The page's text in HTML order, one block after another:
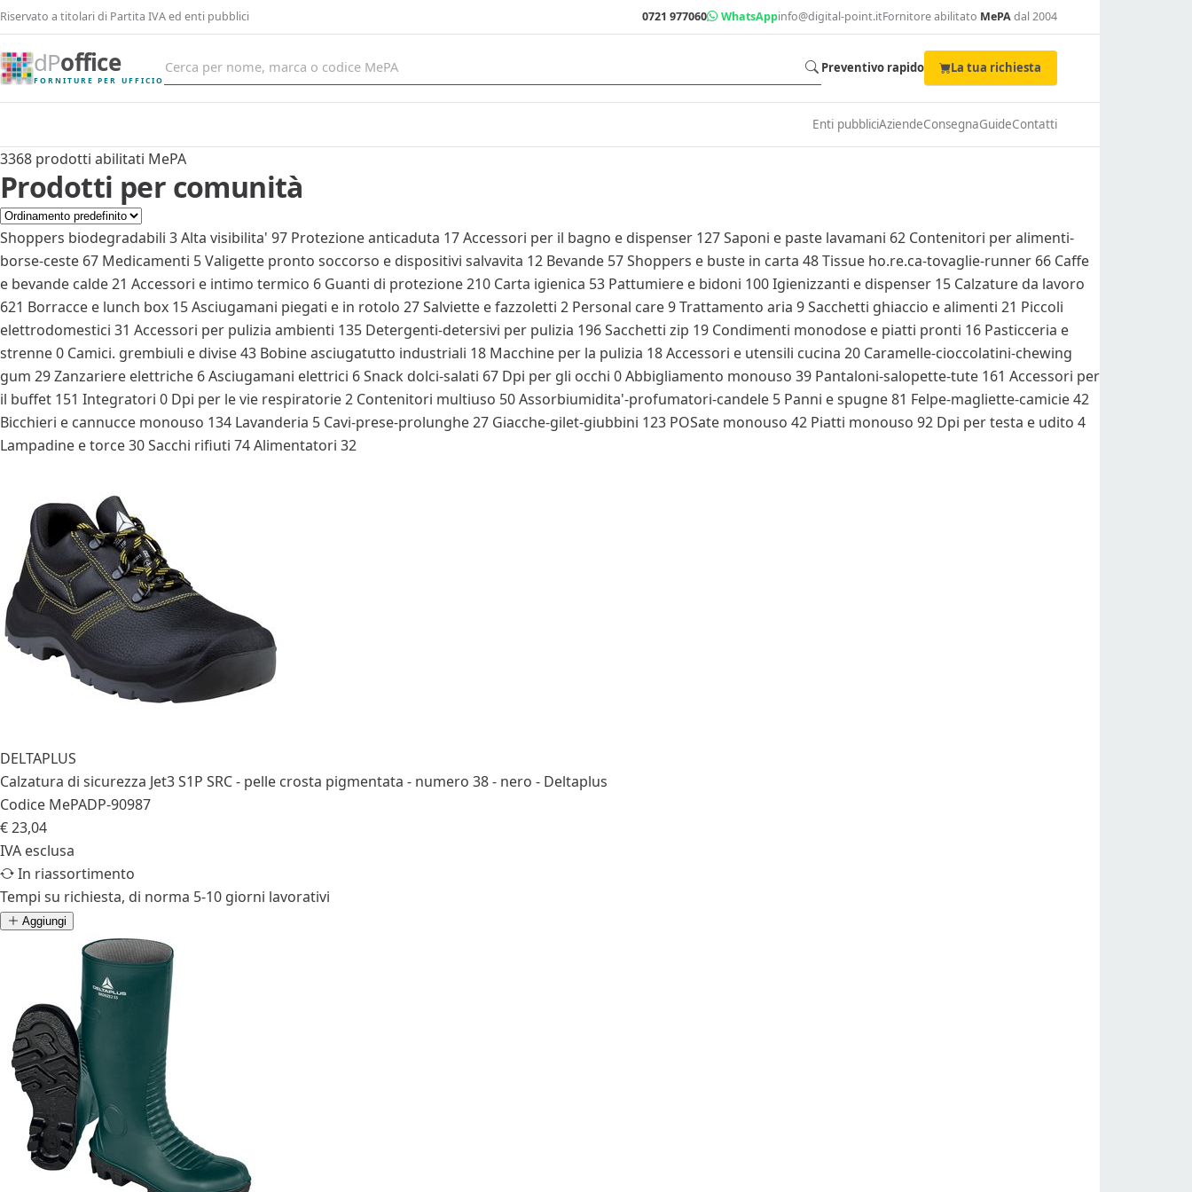
Riservato a titolari di Partita IVA ed enti pubblici 0721 977060 WhatsAppinfo@digital-point.itFornitore abilitato MePAdal 2004
dPoffice
FORNITURE PER UFFICIO
Preventivo rapido La tua richiesta
Enti pubbliciAziendeConsegnaGuideContatti
3368 prodotti abilitati MePA
Prodotti per comunità
Shoppers biodegradabili 3Alta visibilita' 97 Protezione anticaduta 17Accessori per il bagno e dispenser 127Saponi e paste lavamani 62 Contenitori per alimenti-
borse-ceste 67 Medicamenti 5Valigette pronto soccorso e dispositivi salvavita 12 Bevande 57Shoppers e buste in carta 48Tissue ho.re.ca-tovaglie-runner 66 Caffe
e bevande calde21 Accessori e intimo termico 6 Guanti di protezione210 Carta igienica 53 Pattumiere e bidoni 100Igienizzanti e dispenser 15 Calzature da lavoro
621 Borracce e lunch box 15Asciugamani piegati e in rotolo 27Salviette e fazzoletti 2 Personal care9Trattamento aria 9Sacchetti ghiaccio e alimenti 21 Piccoli
elettrodomestici 31 Accessori per pulizia ambienti 135 Detergenti-detersivi per pulizia 196Sacchetti zip 19 Condimenti monodose e piatti pronti 16 Pasticceria e
strenne0 Camici. grembiuli e divise43 Bobine asciugatutto industriali 18 Macchine per la pulizia 18Accessori e utensili cucina 20 Caramelle-cioccolatini-chewing
gum 29Zanzariere elettriche 6Asciugamani elettrici 6Snack dolci-salati 67 Dpi per gli occhi 0Abbigliamento monouso 39 Pantaloni-salopette-tute 161 Accessori per
il buffet 151 Integratori 0 Dpi per le vie respiratorie2 Contenitori multiuso 50Assorbiumidita'-profumatori-candele 5 Panni e spugne81 Felpe-magliette-camicie42
Bicchieri e cannucce monouso 134 Lavanderia 5 Cavi-prese-prolunghe27 Giacche-gilet-giubbini 123 POSate monouso 42 Piatti monouso 92 Dpi per testa e udito 4
Lampadine e torce30Sacchi rifiuti 74Alimentatori 32
DELTAPLUS
Calzatura di sicurezza Jet3 S1P SRC - pelle crosta pigmentata - numero 38 - nero - Deltaplus
Codice MePADP-90987
€ 23,04
IVA esclusa
In riassortimento
Tempi su richiesta, di norma 5-10 giorni lavorativi
Aggiungi